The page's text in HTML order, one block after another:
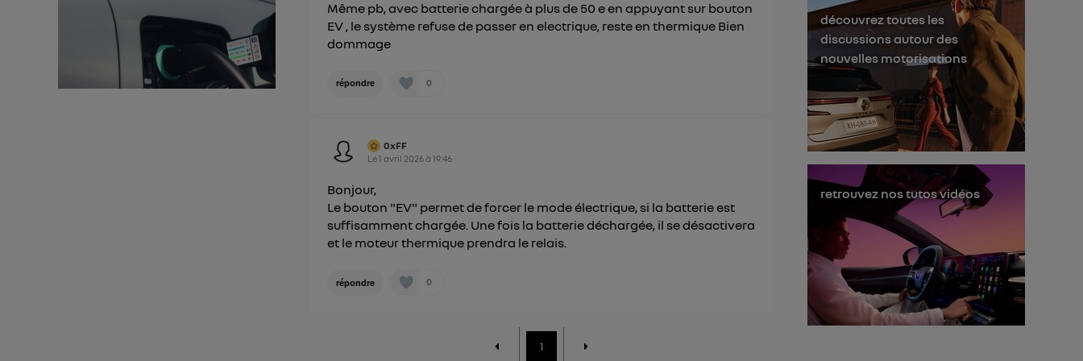
Même pb, avec batterie chargée à plus de 50 e en appuyant sur bouton
EV , le système refuse de passer en electrique, reste en thermique Bien
dommage
répondre 0
0xFF
Le1 avril 2026à19:46
Bonjour,
Le bouton "EV" permet de forcer le mode électrique, si la batterie est
suffisamment chargée. Une fois la batterie déchargée, il se désactivera
et le moteur thermique prendra le relais.
répondre 0
1
découvrez toutes les
discussions autour des
nouvelles motorisations
retrouvez nos tutos vidéos